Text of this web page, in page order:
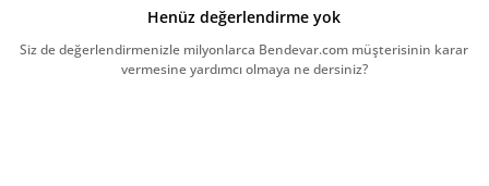
Henüz değerlendirme yok
Siz de değerlendirmenizle milyonlarca Bendevar.com müşterisinin karar
vermesine yardımcı olmaya ne dersiniz?